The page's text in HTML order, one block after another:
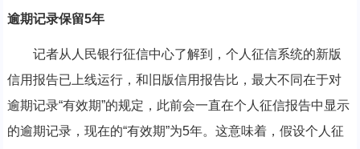
逾期记录保留5年
记者从人民银行征信中心了解到，个人征信系统的新版
信用报告已上线运行，和旧版信用报告比，最大不同在于对
逾期记录“有效期”的规定，此前会一直在个人征信报告中显示
的逾期记录，现在的“有效期”为5年。这意味着，假设个人征